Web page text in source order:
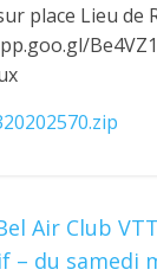
place Lieu de
Air Club
du samedi